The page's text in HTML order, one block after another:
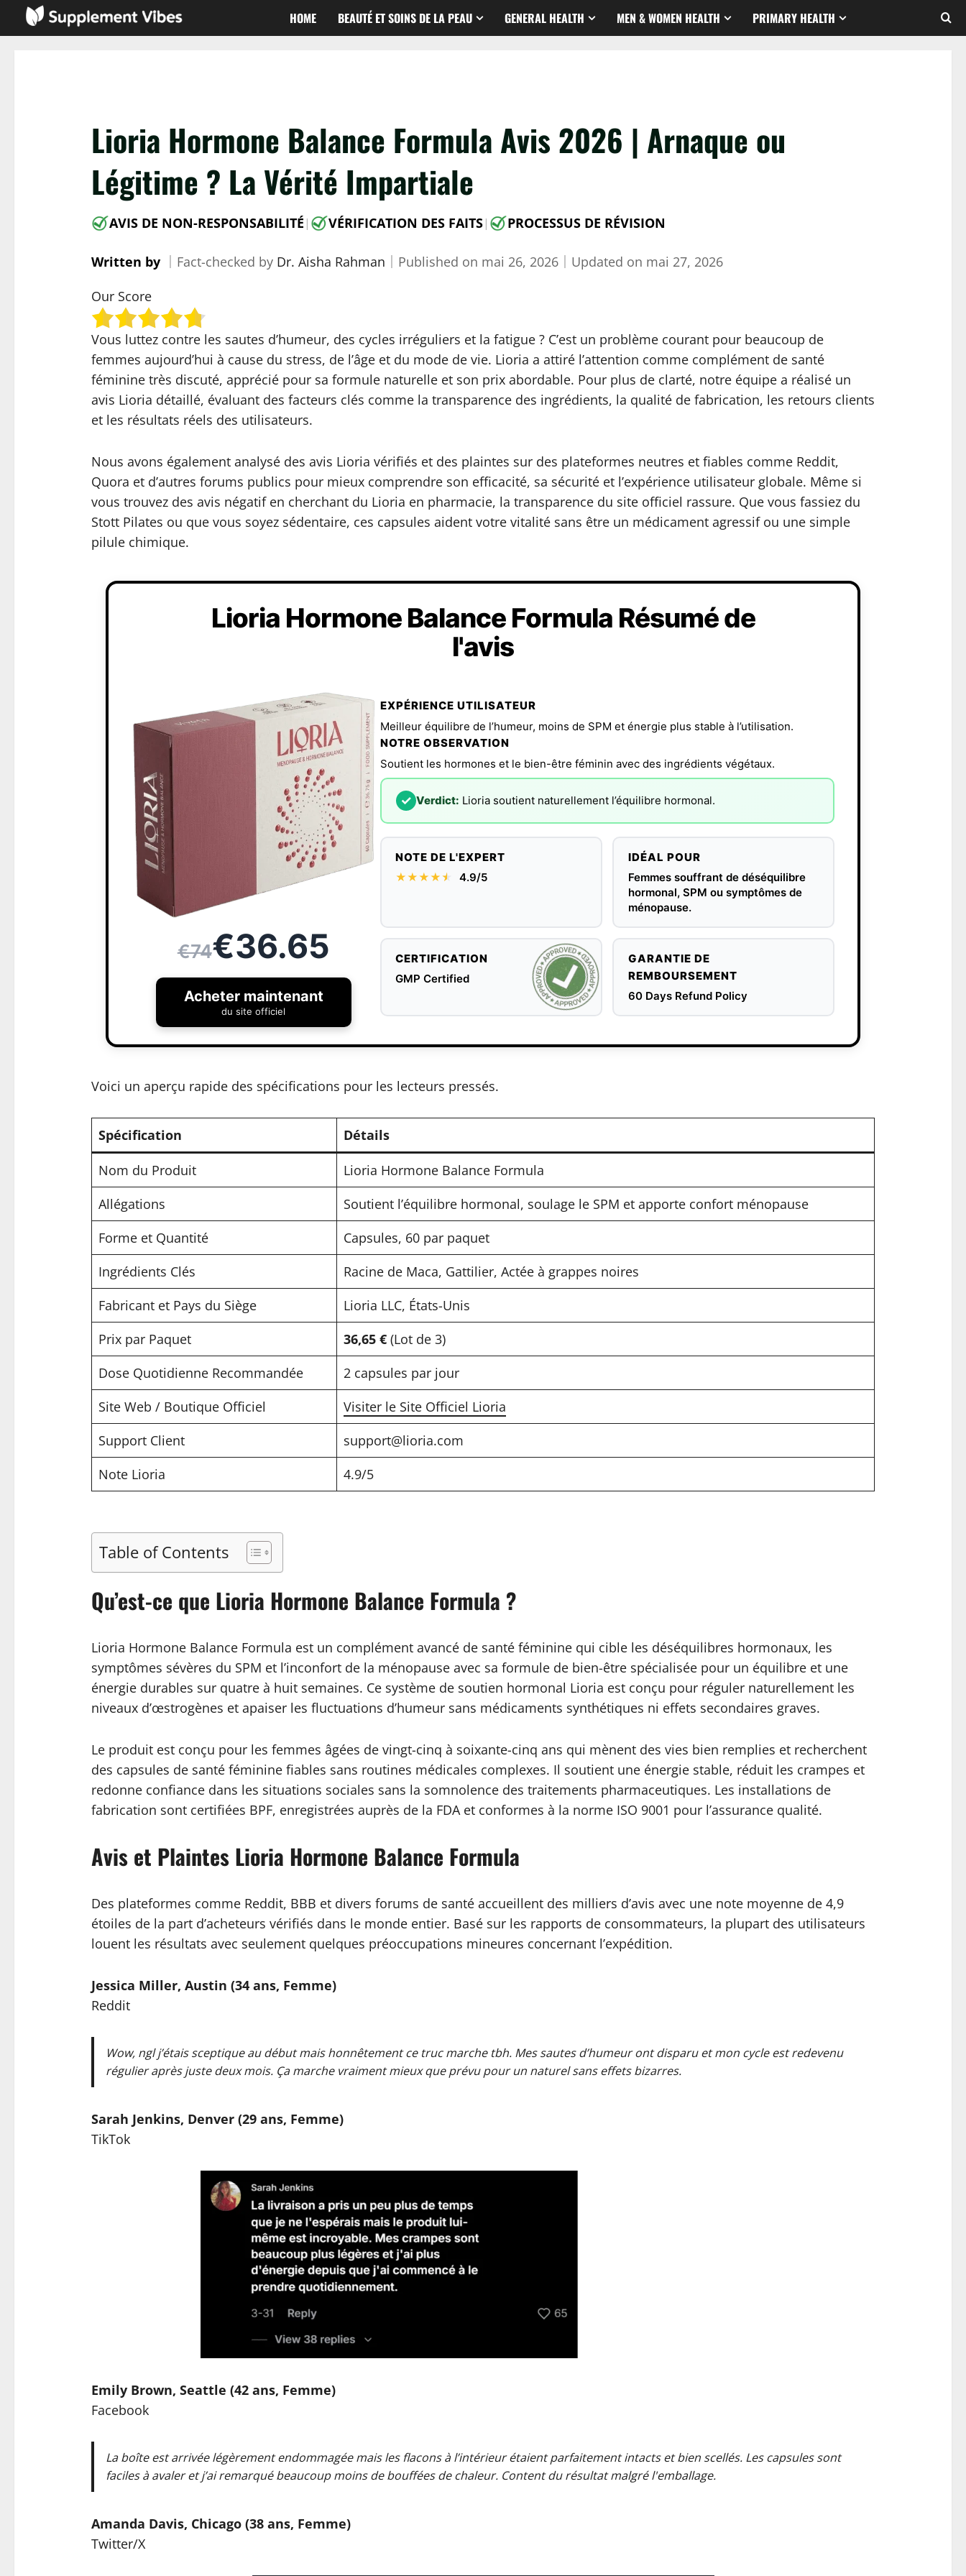
Passer
HOME BEAUTÉ ET SOINS DE LA PEAU GENERAL HEALTH MEN & WOMEN HEALTH PRIMARY HEALTH
Lioria Hormone Balance Formula Avis 2026 | Arnaque ou
Légitime ? La Vérité Impartiale
AVIS DE NON-RESPONSABILITÉ | VÉRIFICATION DES FAITS| PROCESSUS DE RÉVISION
Written by Fact-checked by Dr. Aisha Rahman Published on mai 26, 2026｜ Updated on mai 27, 2026
Our Score
Vous luttez contre les sautes d’humeur, des cycles irréguliers et la fatigue ? C’est un problème courant pour beaucoup de
femmes aujourd’hui à cause du stress, de l’âge et du mode de vie. Lioria a attiré l’attention comme complément de santé
féminine très discuté, apprécié pour sa formule naturelle et son prix abordable. Pour plus de clarté, notre équipe a réalisé un
avis Lioria détaillé, évaluant des facteurs clés comme la transparence des ingrédients, la qualité de fabrication, les retours clients
et les résultats réels des utilisateurs.
Nous avons également analysé des avis Lioria vérifiés et des plaintes sur des plateformes neutres et fiables comme Reddit,
Quora et d’autres forums publics pour mieux comprendre son efficacité, sa sécurité et l’expérience utilisateur globale. Même si
vous trouvez des avis négatif en cherchant du Lioria en pharmacie, la transparence du site officiel rassure. Que vous fassiez du
Stott Pilates ou que vous soyez sédentaire, ces capsules aident votre vitalité sans être un médicament agressif ou une simple
pilule chimique.
Lioria Hormone Balance Formula Résumé de
l'avis
€74€36.65
Acheter maintenant
du site officiel
EXPÉRIENCE UTILISATEUR
Meilleur équilibre de l’humeur, moins de SPM et énergie plus stable à l’utilisation.
NOTRE OBSERVATION
Soutient les hormones et le bien-être féminin avec des ingrédients végétaux.
✓ Verdict: Lioria soutient naturellement l’équilibre hormonal.
NOTE DE L'EXPERT
★★★★★
★ 4.9/5
IDÉAL POUR
Femmes souffrant de déséquilibre
hormonal, SPM ou symptômes de
ménopause.
CERTIFICATION
GMP Certified
GARANTIE DE
REMBOURSEMENT
60 Days Refund Policy
Voici un aperçu rapide des spécifications pour les lecteurs pressés.
Spécification Détails
Nom du Produit
Lioria Hormone Balance Formula
Allégations
Soutient l’équilibre hormonal, soulage le SPM et apporte confort ménopause
Forme et Quantité
Capsules, 60 par paquet
Ingrédients Clés
Racine de Maca, Gattilier, Actée à grappes noires
Fabricant et Pays du Siège
Lioria LLC, États-Unis
Prix par Paquet
36,65 €(Lot de 3)
Dose Quotidienne Recommandée
2 capsules par jour
Site Web / Boutique Officiel
Visiter le Site Officiel Lioria
Support Client
support@lioria.com
Note Lioria
4.9/5
Table of Contents
Qu’est-ce que Lioria Hormone Balance Formula ?
Lioria Hormone Balance Formula est un complément avancé de santé féminine qui cible les déséquilibres hormonaux, les
symptômes sévères du SPM et l’inconfort de la ménopause avec sa formule de bien-être spécialisée pour un équilibre et une
énergie durables sur quatre à huit semaines. Ce système de soutien hormonal Lioria est conçu pour réguler naturellement les
niveaux d’œstrogènes et apaiser les fluctuations d’humeur sans médicaments synthétiques ni effets secondaires graves.
Le produit est conçu pour les femmes âgées de vingt-cinq à soixante-cinq ans qui mènent des vies bien remplies et recherchent
des capsules de santé féminine fiables sans routines médicales complexes. Il soutient une énergie stable, réduit les crampes et
redonne confiance dans les situations sociales sans la somnolence des traitements pharmaceutiques. Les installations de
fabrication sont certifiées BPF, enregistrées auprès de la FDA et conformes à la norme ISO 9001 pour l’assurance qualité.
Avis et Plaintes Lioria Hormone Balance Formula
Des plateformes comme Reddit, BBB et divers forums de santé accueillent des milliers d’avis avec une note moyenne de 4,9
étoiles de la part d’acheteurs vérifiés dans le monde entier. Basé sur les rapports de consommateurs, la plupart des utilisateurs
louent les résultats avec seulement quelques préoccupations mineures concernant l’expédition.
Jessica Miller, Austin (34 ans, Femme)
Reddit
Wow, ngl j’étais sceptique au début mais honnêtement ce truc marche tbh. Mes sautes d’humeur ont disparu et mon cycle est redevenu
régulier après juste deux mois. Ça marche vraiment mieux que prévu pour un naturel sans effets bizarres.
Sarah Jenkins, Denver (29 ans, Femme)
TikTok
Emily Brown, Seattle (42 ans, Femme)
Facebook
La boîte est arrivée légèrement endommagée mais les flacons à l’intérieur étaient parfaitement intacts et bien scellés. Les capsules sont
faciles à avaler et j’ai remarqué beaucoup moins de bouffées de chaleur. Content du résultat malgré l'emballage.
Amanda Davis, Chicago (38 ans, Femme)
Twitter/X